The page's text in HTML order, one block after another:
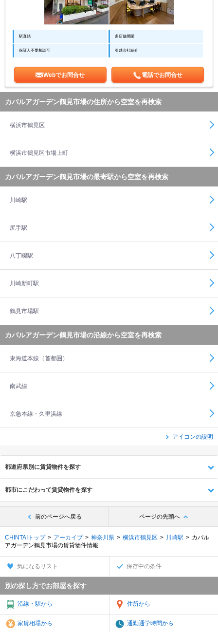
駅直結 多店舗展開
保証人不要相談可 引越会社紹介
Webでお問合せ 電話でお問合せ
カパルアガーデン鶴見市場の住所から空室を再検索
横浜市鶴見区
横浜市鶴見区市場上町
カパルアガーデン鶴見市場の最寄駅から空室を再検索
川崎駅
尻手駅
八丁畷駅
川崎新町駅
鶴見市場駅
カパルアガーデン鶴見市場の沿線から空室を再検索
東海道本線（首都圏）
南武線
京急本線・久里浜線
アイコンの説明
都道府県別に賃貸物件を探す
都市にこだわって賃貸物件を探す
前のページへ戻る ページの先頭へ
CHINTAIトップ アーカイブ 神奈川県 横浜市鶴見区 川崎駅
カパル
アガーデン鶴見市場の賃貸物件情報
気になるリスト 保存中の条件
別の探し方でお部屋を探す
沿線・駅から 住所から
家賃相場から 通勤通学時間から